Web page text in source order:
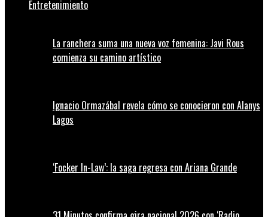
Entretenimiento
La ranchera suma una nueva voz femenina: Javi Rous
comienza su camino artístico
Ignacio Ormazábal revela cómo se conocieron con Alanys
Lagos
‘Focker In-Law’: la saga regresa con Ariana Grande